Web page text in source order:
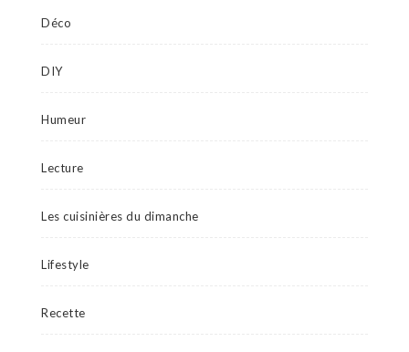
Déco
DIY
Humeur
Lecture
Les cuisinières du dimanche
Lifestyle
Recette